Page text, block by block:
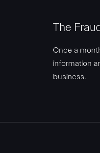
The
Once a
information
business.